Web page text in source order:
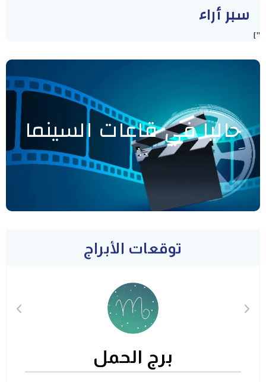
سبر أراء
"]
حاليا في قاعات السينما
توقعات الأبراج
برج الحمل